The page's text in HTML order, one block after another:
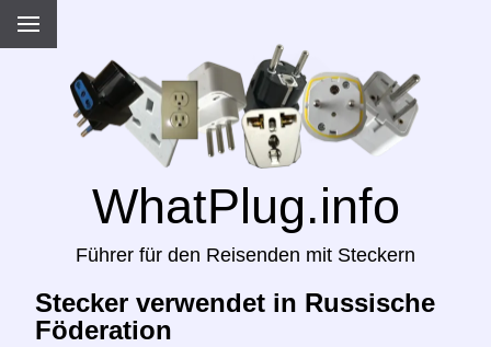
WhatPlug.info
Führer für den Reisenden mit Steckern
Stecker verwendet in Russische
Föderation